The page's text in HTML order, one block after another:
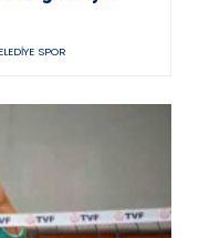
SPOR